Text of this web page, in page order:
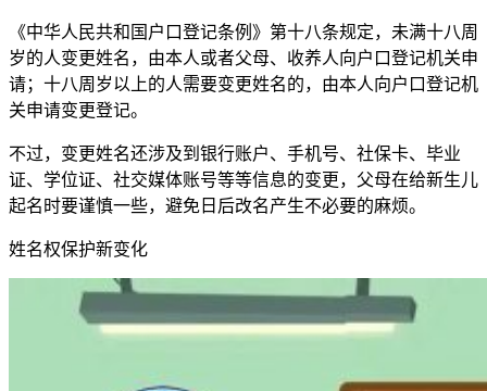
《中华人民共和国户口登记条例》第十八条规定，未满十八周
岁的人变更姓名，由本人或者父母、收养人向户口登记机关申
请；十八周岁以上的人需要变更姓名的，由本人向户口登记机
关申请变更登记。
不过，变更姓名还涉及到银行账户、手机号、社保卡、毕业
证、学位证、社交媒体账号等等信息的变更，父母在给新生儿
起名时要谨慎一些，避免日后改名产生不必要的麻烦。
姓名权保护新变化